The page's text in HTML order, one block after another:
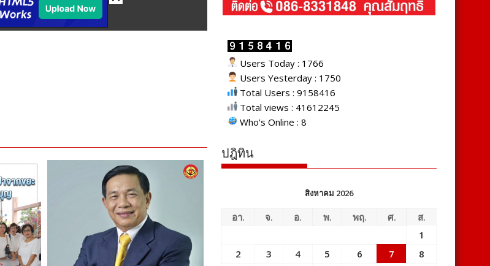
Users Today : 1766
Users Yesterday : 1750
Total Users : 9158416
Total views : 41612245
Who's Online : 8
ปฎิทิน
สิงหาคม 2026
อา. จ. อ. พ. พฤ. ศ.
ส.
1
2
3 4 5 6 7
8